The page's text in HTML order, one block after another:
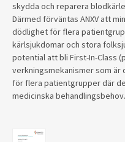
skydda och reparera
Därmed förväntas ANXV att
dödlighet för flera
kärlsjukdomar och stora
potential att bli First-In-Class
verkningsmekanismer som är
för flera patientgrupper där
medicinska behandlingsbehov.